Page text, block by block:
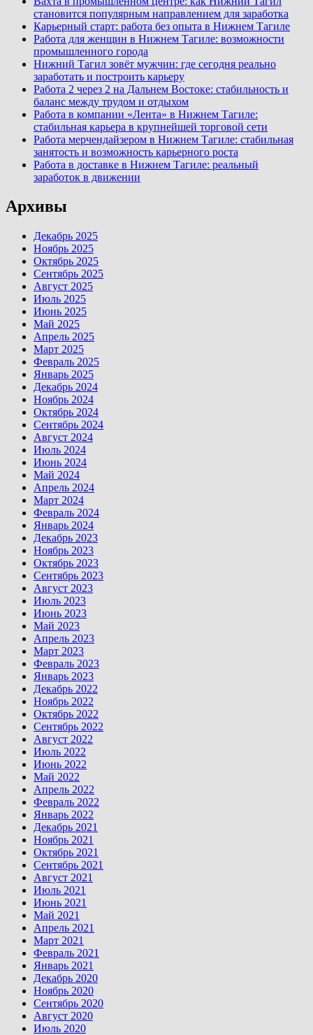
становится популярным направлением для заработка
Карьерный старт: работа без опыта в Нижнем Тагиле
Работа для женщин в Нижнем Тагиле: возможности
промышленного города
Нижний Тагил зовёт мужчин: где сегодня реально
заработать и построить карьеру
Работа 2 через 2 на Дальнем Востоке: стабильность и
баланс между трудом и отдыхом
Работа в компании «Лента» в Нижнем Тагиле:
стабильная карьера в крупнейшей торговой сети
Работа мерчендайзером в Нижнем Тагиле: стабильная
занятость и возможность карьерного роста
Работа в доставке в Нижнем Тагиле: реальный
заработок в движении
Архивы
Декабрь 2025
Ноябрь 2025
Октябрь 2025
Сентябрь 2025
Август 2025
Июль 2025
Июнь 2025
Май 2025
Апрель 2025
Март 2025
Февраль 2025
Январь 2025
Декабрь 2024
Ноябрь 2024
Октябрь 2024
Сентябрь 2024
Август 2024
Июль 2024
Июнь 2024
Май 2024
Апрель 2024
Март 2024
Февраль 2024
Январь 2024
Декабрь 2023
Ноябрь 2023
Октябрь 2023
Сентябрь 2023
Август 2023
Июль 2023
Июнь 2023
Май 2023
Апрель 2023
Март 2023
Февраль 2023
Январь 2023
Декабрь 2022
Ноябрь 2022
Октябрь 2022
Сентябрь 2022
Август 2022
Июль 2022
Июнь 2022
Май 2022
Апрель 2022
Февраль 2022
Январь 2022
Декабрь 2021
Ноябрь 2021
Октябрь 2021
Сентябрь 2021
Август 2021
Июль 2021
Июнь 2021
Май 2021
Апрель 2021
Март 2021
Февраль 2021
Январь 2021
Декабрь 2020
Ноябрь 2020
Сентябрь 2020
Август 2020
Июль 2020